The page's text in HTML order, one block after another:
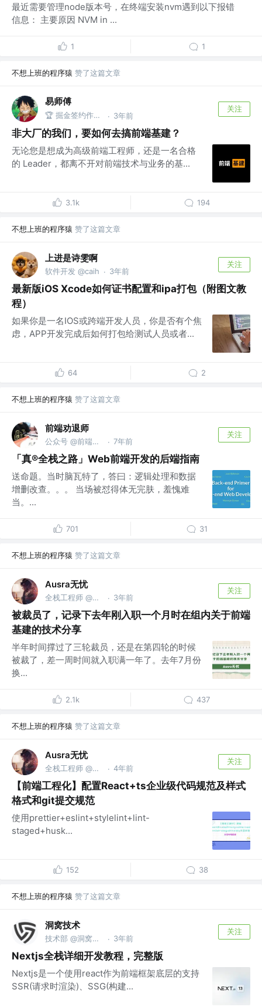
最近需要管理node版本号，在终端安装nvm遇到以下报错
信息： 主要原因 NVM in ...
1 1
不想上班的程序猿 赞了这篇文章
易师傅
🏆 掘金签约作者 @One Piece · 3年前
关注
非大厂的我们，要如何去搞前端基建？
无论您是想成为高级前端工程师，还是一名合格
的 Leader，都离不开对前端技术与业务的基...
3.1k 194
不想上班的程序猿 赞了这篇文章
上进是诗雯啊
软件开发 @caih · 3年前
关注
最新版iOS Xcode如何证书配置和ipa打包（附图文教
程）
如果你是一名IOS或跨端开发人员，你是否有个焦
虑，APP开发完成后如何打包给测试人员或者...
64 2
不想上班的程序猿 赞了这篇文章
前端劝退师
公众号 @前端劝退师 · 7年前
关注
「真®全栈之路」Web前端开发的后端指南
送命题。当时脑瓦特了，答曰：逻辑处理和数据
增删改查。。。 当场被怼得体无完肤，羞愧难
当。...
701 31
不想上班的程序猿 赞了这篇文章
Ausra无忧
全栈工程师 @成都 · 3年前
关注
被裁员了，记录下去年刚入职一个月时在组内关于前端
基建的技术分享
半年时间撑过了三轮裁员，还是在第四轮的时候
被裁了，差一周时间就入职满一年了。去年7月份
换...
2.1k 437
不想上班的程序猿 赞了这篇文章
Ausra无忧
全栈工程师 @成都 · 4年前
关注
【前端工程化】配置React+ts企业级代码规范及样式
格式和git提交规范
使用prettier+eslint+stylelint+lint-
staged+husk...
152 38
不想上班的程序猿 赞了这篇文章
洞窝技术
技术部 @洞窝数字 · 3年前
关注
Nextjs全栈详细开发教程，完整版
Nextjs是一个使用react作为前端框架底层的支持
SSR(请求时渲染)、SSG(构建...